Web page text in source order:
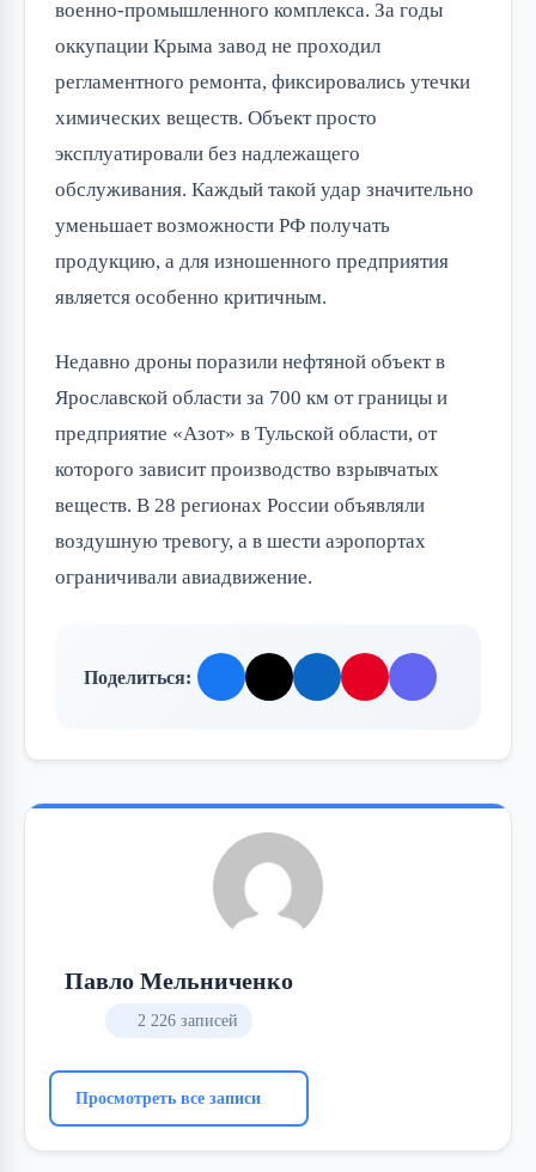
военно-промышленного комплекса. За годы
оккупации Крыма завод не проходил
регламентного ремонта, фиксировались утечки
химических веществ. Объект просто
эксплуатировали без надлежащего
обслуживания. Каждый такой удар значительно
уменьшает возможности РФ получать
продукцию, а для изношенного предприятия
является особенно критичным.
Недавно дроны поразили нефтяной объект в
Ярославской области за 700 км от границы и
предприятие «Азот» в Тульской области, от
которого зависит производство взрывчатых
веществ. В 28 регионах России объявляли
воздушную тревогу, а в шести аэропортах
ограничивали авиадвижение.
Поделиться:
Павло Мельниченко
2 226 записей
Просмотреть все записи